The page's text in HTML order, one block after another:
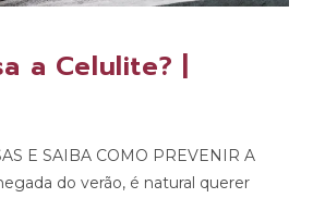
a Celulite? |
E SAIBA COMO PREVENIR A
do verão, é natural querer